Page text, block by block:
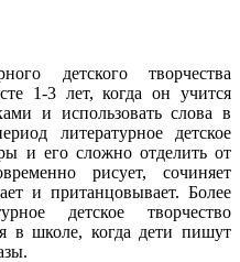
детского творчества
1-3 лет, когда он учится
и использовать слова в
литературное детское
и его сложно отделить от
рисует, сочиняет
и пританцовывает. Более
детское творчество
в школе, когда дети пишут